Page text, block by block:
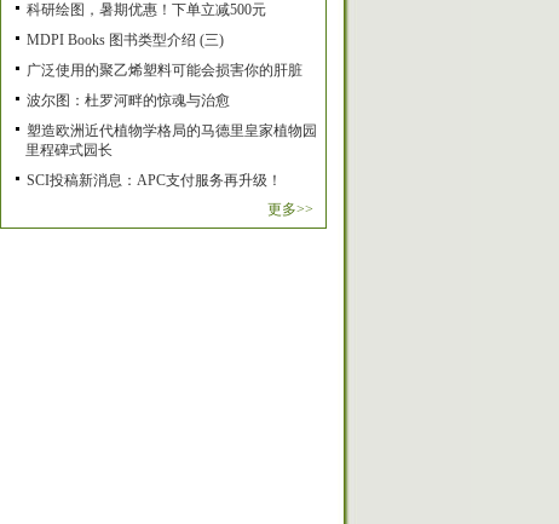
科研绘图，暑期优惠！下单立减500元
MDPI Books 图书类型介绍 (三)
广泛使用的聚乙烯塑料可能会损害你的肝脏
波尔图：杜罗河畔的惊魂与治愈
塑造欧洲近代植物学格局的马德里皇家植物园
里程碑式园长
SCI投稿新消息：APC支付服务再升级！
更多>>